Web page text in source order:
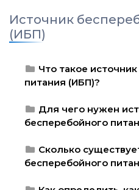
Источник
(ИБП)
Что такое
питания (ИБП)?
Для чего нужен
бесперебойного
Сколько
бесперебойного